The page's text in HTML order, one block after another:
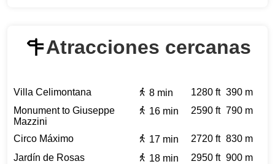
Atracciones cercanas
Villa Celimontana 8 min 1280 ft 390 m
Monument to Giuseppe
Mazzini
16 min 2590 ft 790 m
Circo Máximo 17 min 2720 ft 830 m
Jardín de Rosas
18 min 2950 ft 900 m